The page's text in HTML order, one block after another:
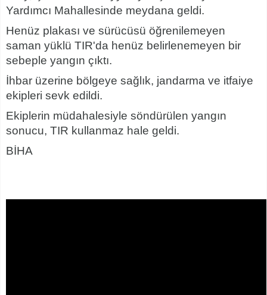
Yardımcı Mahallesinde meydana geldi.
Henüz plakası ve sürücüsü öğrenilemeyen
saman yüklü TIR'da henüz belirlenemeyen bir
sebeple yangın çıktı.
İhbar üzerine bölgeye sağlık, jandarma ve itfaiye
ekipleri sevk edildi.
Ekiplerin müdahalesiyle söndürülen yangın
sonucu, TIR kullanmaz hale geldi.
BİHA